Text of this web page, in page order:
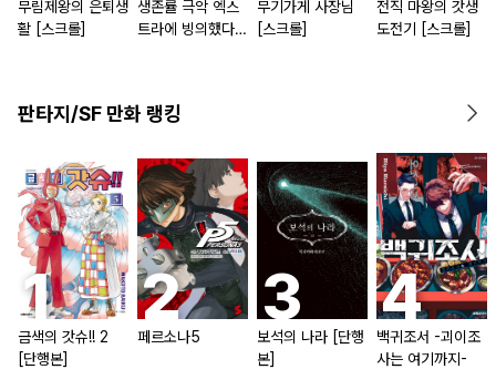
무림제왕의 은퇴생
활 [스크롤]
생존률 극악 엑스
트라에 빙의했다
무기가게 사장님
[스크롤]
전직 마왕의 갓생
도전기 [스크롤]
판타지/SF 만화 랭킹
금색의 갓슈!! 2
[단행본]
페르소나5
보석의 나라 [단행
본]
백귀조서 -괴이조
사는 여기까지-